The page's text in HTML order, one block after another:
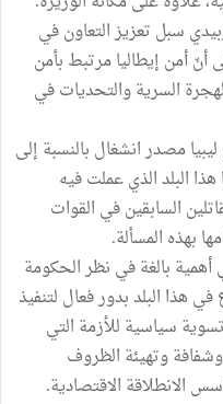
سبل تعزيز التعاون في
أنّ أمن إيطاليا مرتبط بأمن
السرية والتحديات في
مصدر انشغال بالنسبة إلى
هذا البلد الذي عملت فيه
السابقين في القوات
بهذه المسألة.
بالغة في نظر الحكومة
هذا البلد بدور فعال لتنفيذ
سياسية للأزمة التي
وتهيئة الظروف
الانطلاقة الاقتصادية.